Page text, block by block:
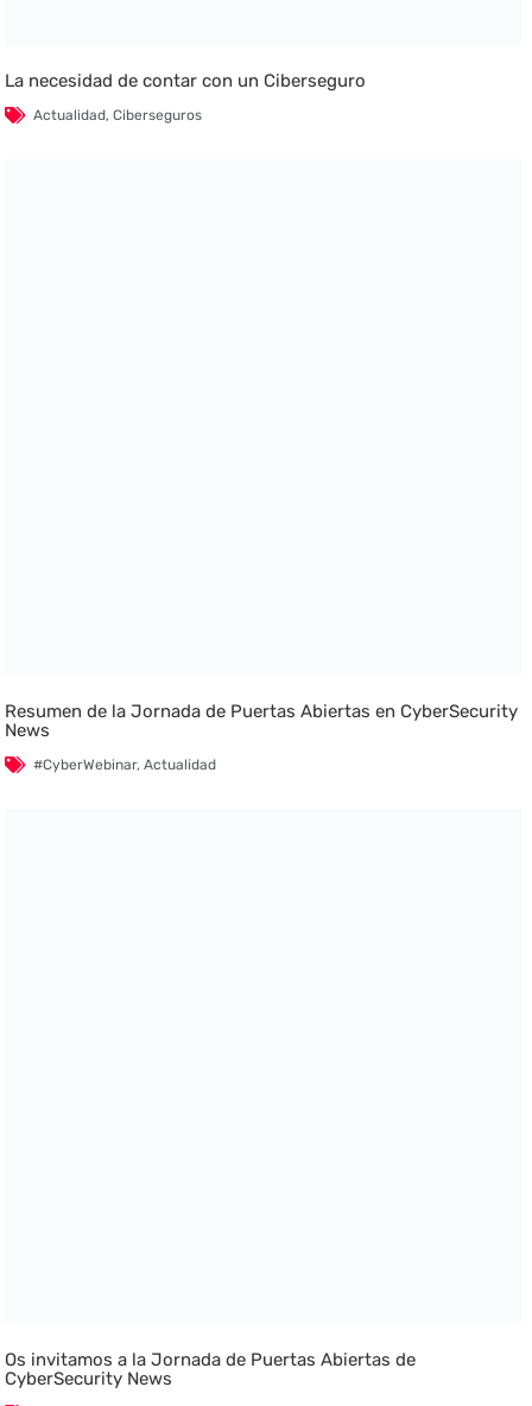
La necesidad de contar con un Ciberseguro
Actualidad,Ciberseguros
Resumen de la Jornada de Puertas Abiertas en CyberSecurity
News
#CyberWebinar,Actualidad
Os invitamos a la Jornada de Puertas Abiertas de
CyberSecurity News